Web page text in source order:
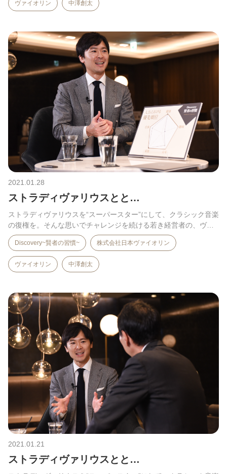
ヴァイオリン 中澤創太
2021.01.28
ストラディヴァリウスとと…
ストラディヴァリウスを“スーパースター”にして、クラシック音楽
の復権を。そんな思いでチャレンジを続ける若き経営者の、ヴ
ァ…
Discovery~賢者の習慣~ 株式会社日本ヴァイオリン
ヴァイオリン 中澤創太
2021.01.21
ストラディヴァリウスとと…